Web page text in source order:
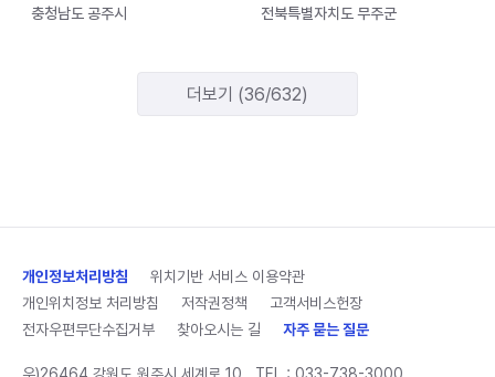
충청남도 공주시
전북특별자치도 무주군
더보기 (36/632)
개인정보처리방침
위치기반 서비스 이용약관
개인위치정보 처리방침
저작권정책
고객서비스헌장
전자우편무단수집거부
찾아오시는 길 자주 묻는 질문